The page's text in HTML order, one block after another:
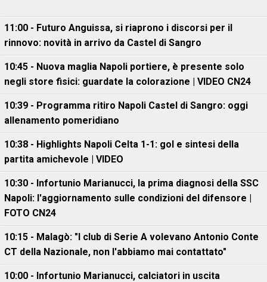
11:00 - Futuro Anguissa, si riaprono i discorsi per il
rinnovo: novità in arrivo da Castel di Sangro
10:45 - Nuova maglia Napoli portiere, è presente solo
negli store fisici: guardate la colorazione | VIDEO CN24
10:39 - Programma ritiro Napoli Castel di Sangro: oggi
allenamento pomeridiano
10:38 - Highlights Napoli Celta 1-1: gol e sintesi della
partita amichevole | VIDEO
10:30 - Infortunio Marianucci, la prima diagnosi della SSC
Napoli: l'aggiornamento sulle condizioni del difensore |
FOTO CN24
10:15 - Malagò: "I club di Serie A volevano Antonio Conte
CT della Nazionale, non l'abbiamo mai contattato"
10:00 - Infortunio Marianucci, calciatori in uscita